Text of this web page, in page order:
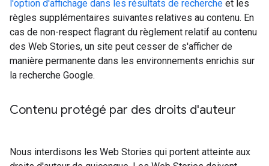
l'option d'affichage dans les résultats de recherche et les
règles supplémentaires suivantes relatives au contenu. En
cas de non-respect flagrant du règlement relatif au contenu
des Web Stories, un site peut cesser de s'afficher de
manière permanente dans les environnements enrichis sur
la recherche Google.
Contenu protégé par des droits d'auteur
Nous interdisons les Web Stories qui portent atteinte aux